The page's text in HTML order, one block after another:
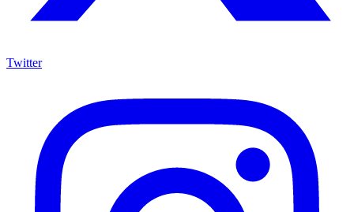
Twitter